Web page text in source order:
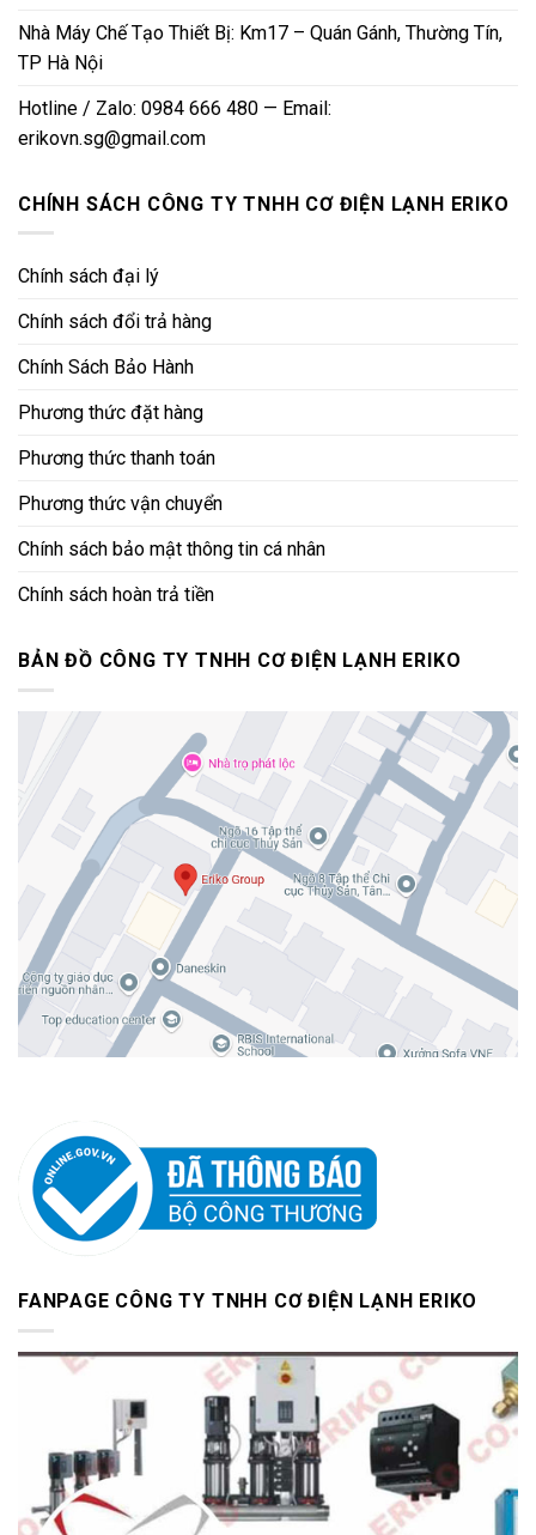
Nhà Máy Chế Tạo Thiết Bị: Km17 – Quán Gánh, Thường Tín,
TP Hà Nội
Hotline / Zalo: 0984 666 480 — Email:
erikovn.sg@gmail.com
CHÍNH SÁCH CÔNG TY TNHH CƠ ĐIỆN LẠNH ERIKO
Chính sách đại lý
Chính sách đổi trả hàng
Chính Sách Bảo Hành
Phương thức đặt hàng
Phương thức thanh toán
Phương thức vận chuyển
Chính sách bảo mật thông tin cá nhân
Chính sách hoàn trả tiền
BẢN ĐỒ CÔNG TY TNHH CƠ ĐIỆN LẠNH ERIKO
FANPAGE CÔNG TY TNHH CƠ ĐIỆN LẠNH ERIKO